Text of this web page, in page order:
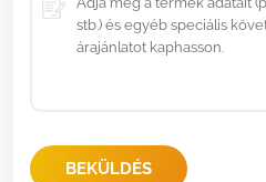
BEKÜLDÉS